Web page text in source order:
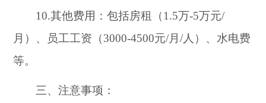
10.其他费用：包括房租（1.5万-5万元/
月）、员工工资（3000-4500元/月/人）、水电费
等。
三、注意事项：